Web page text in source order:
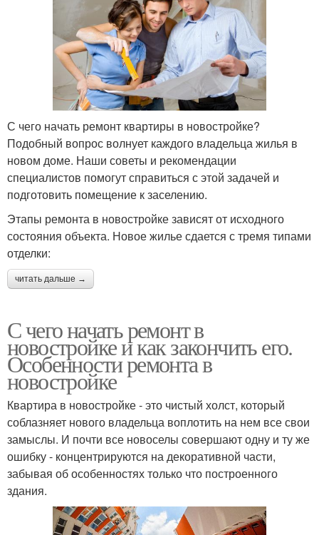
С чего начать ремонт квартиры в новостройке?
Подобный вопрос волнует каждого владельца жилья в
новом доме. Наши советы и рекомендации
специалистов помогут справиться с этой задачей и
подготовить помещение к заселению.
Этапы ремонта в новостройке зависят от исходного
состояния объекта. Новое жилье сдается с тремя типами
отделки:
читать дальше →
С чего начать ремонт в
новостройке и как закончить его.
Особенности ремонта в
новостройке
Квартира в новостройке - это чистый холст, который
соблазняет нового владельца воплотить на нем все свои
замыслы. И почти все новоселы совершают одну и ту же
ошибку - концентрируются на декоративной части,
забывая об особенностях только что построенного
здания.